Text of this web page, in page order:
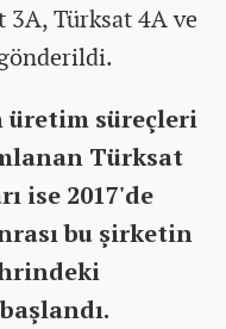
3A, Türksat 4A ve
üretim süreçleri
Türksat
ise 2017'de
bu şirketin